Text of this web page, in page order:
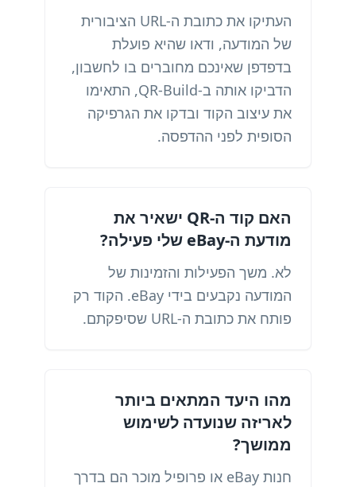
העתיקו את כתובת ה-URL הציבורית
של המודעה, ודאו שהיא פועלת
בדפדפן שאינכם מחוברים בו לחשבון,
הדביקו אותה ב-QR-Build, התאימו
את עיצוב הקוד ובדקו את הגרפיקה
הסופית לפני ההדפסה.
האם קוד ה-QR ישאיר את
מודעת ה-eBay שלי פעילה?
לא. משך הפעילות והזמינות של
המודעה נקבעים בידי eBay. הקוד רק
פותח את כתובת ה-URL שסיפקתם.
מהו היעד המתאים ביותר
לאריזה שנועדה לשימוש
ממושך?
חנות eBay או פרופיל מוכר הם בדרך